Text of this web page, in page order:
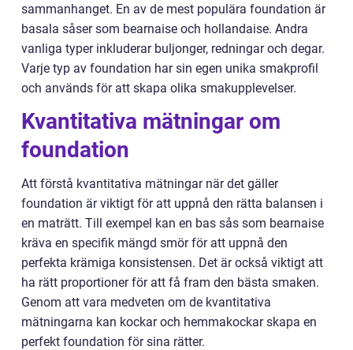
sammanhanget. En av de mest populära foundation är
basala såser som bearnaise och hollandaise. Andra
vanliga typer inkluderar buljonger, redningar och degar.
Varje typ av foundation har sin egen unika smakprofil
och används för att skapa olika smakupplevelser.
Kvantitativa mätningar om
foundation
Att förstå kvantitativa mätningar när det gäller
foundation är viktigt för att uppnå den rätta balansen i
en maträtt. Till exempel kan en bas sås som bearnaise
kräva en specifik mängd smör för att uppnå den
perfekta krämiga konsistensen. Det är också viktigt att
ha rätt proportioner för att få fram den bästa smaken.
Genom att vara medveten om de kvantitativa
mätningarna kan kockar och hemmakockar skapa en
perfekt foundation för sina rätter.